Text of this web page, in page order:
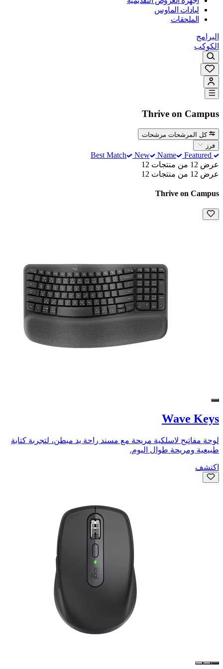
لبادات الماوس
الملحقات
البرامج
الكوكب
Thrive on Campus
كل المرشحات مرشحات
فرز
New Name
Featured
عرض 12 من منتجات 12
عرض 12 من منتجات 12
Thrive on Campus
Wave Keys
لوحة مفاتيح لاسلكية مريحة مع مسند راحة يد مبطن، لتجربة كتابة
طبيعية ومريحة طوال اليوم.
اكتشف